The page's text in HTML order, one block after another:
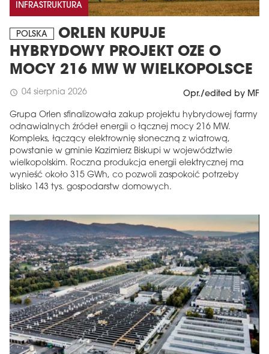
INFRASTRUKTURA
POLSKA
ORLEN KUPUJE
HYBRYDOWY PROJEKT OZE O
MOCY 216 MW W WIELKOPOLSCE
schedule 04 sierpnia 2026 Opr./edited by MF
Grupa Orlen sfinalizowała zakup projektu hybrydowej farmy
odnawialnych źródeł energii o łącznej mocy 216 MW.
Kompleks, łączący elektrownię słoneczną z wiatrową,
powstanie w gminie Kazimierz Biskupi w województwie
wielkopolskim. Roczna produkcja energii elektrycznej ma
wynieść około 315 GWh, co pozwoli zaspokoić potrzeby
blisko 143 tys. gospodarstw domowych.